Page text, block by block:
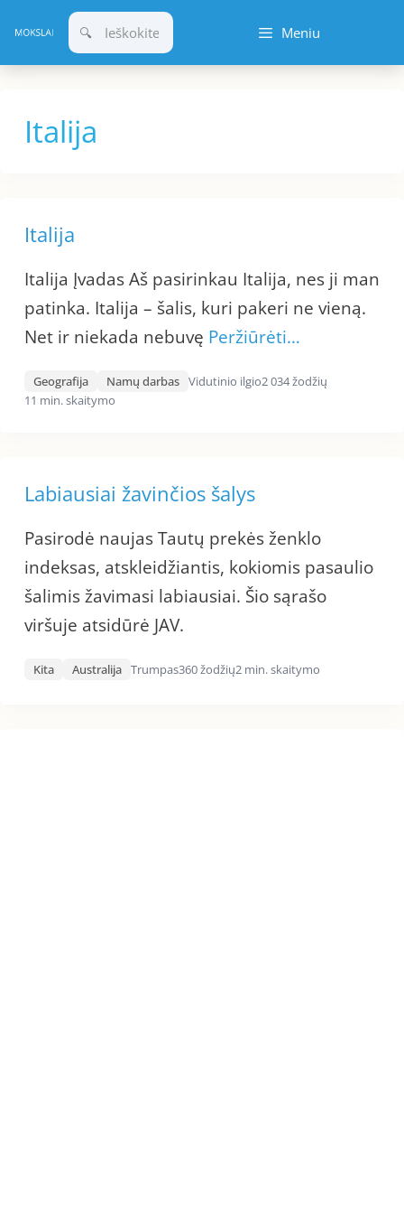
prie
turinio
Meniu
Italija
Italija
Italija Įvadas Aš pasirinkau Italija, nes ji man
patinka. Italija – šalis, kuri pakeri ne vieną.
Net ir niekada nebuvę Peržiūrėti…
Geografija Namų darbas Vidutinio ilgio2 034 žodžių
11 min. skaitymo
Labiausiai žavinčios šalys
Pasirodė naujas Tautų prekės ženklo
indeksas, atskleidžiantis, kokiomis pasaulio
šalimis žavimasi labiausiai. Šio sąrašo
viršuje atsidūrė JAV.
Kita Australija Trumpas360 žodžių2 min. skaitymo